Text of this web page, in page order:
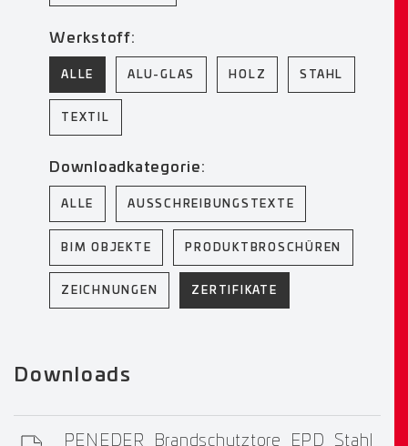
Werkstoff:
ALLE ALU-GLAS HOLZ STAHL
TEXTIL
Downloadkategorie:
ALLE AUSSCHREIBUNGSTEXTE
BIM OBJEKTE PRODUKTBROSCHÜREN
ZEICHNUNGEN ZERTIFIKATE
Downloads
PENEDER_Brandschutztore_EPD_Stahl